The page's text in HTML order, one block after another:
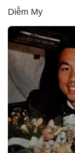
Diễm My